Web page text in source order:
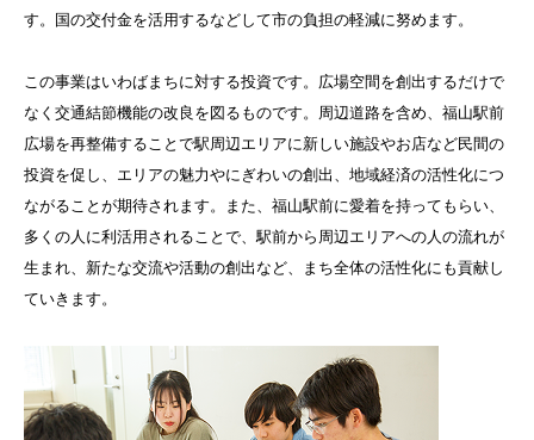
す。国の交付金を活用するなどして市の負担の軽減に努めます。
この事業はいわばまちに対する投資です。広場空間を創出するだけで
なく交通結節機能の改良を図るものです。周辺道路を含め、福山駅前
広場を再整備することで駅周辺エリアに新しい施設やお店など民間の
投資を促し、エリアの魅力やにぎわいの創出、地域経済の活性化につ
ながることが期待されます。また、福山駅前に愛着を持ってもらい、
多くの人に利活用されることで、駅前から周辺エリアへの人の流れが
生まれ、新たな交流や活動の創出など、まち全体の活性化にも貢献し
ていきます。